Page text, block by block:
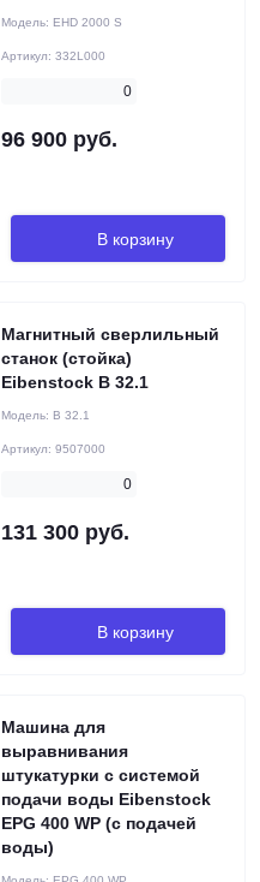
Модель: EHD 2000 S
Артикул: 332L000
0
96 900 руб.
В корзину
Магнитный сверлильный
станок (стойка)
Eibenstock B 32.1
Модель: B 32.1
Артикул: 9507000
0
131 300 руб.
В корзину
Машина для
выравнивания
штукатурки c системой
подачи воды Eibenstock
EPG 400 WP (с подачей
воды)